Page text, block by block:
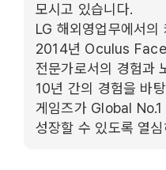
모시고 있습니다.
LG 해외영업무에서의
2014년 Oculus
전문가로서의 경험과
10년 간의 경험을 바
게임즈가 Global
성장할 수 있도록 열